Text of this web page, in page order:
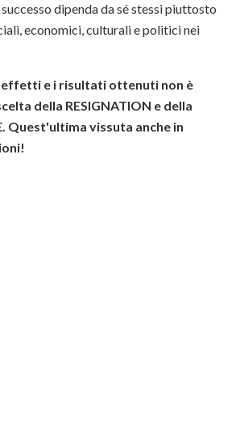
dipenda da sé stessi piuttosto
economici, culturali e politici nei
effetti e i risultati ottenuti non è
della RESIGNATION e della
Quest'ultima vissuta anche in